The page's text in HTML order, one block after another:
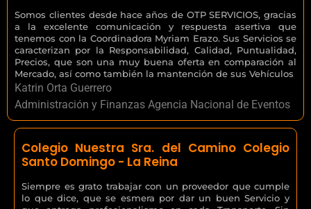
Somos clientes desde hace años de OTP SERVICIOS, gracias
a la excelente comunicación y respuesta asertiva que
tenemos con la Coordinadora Myriam Erazo. Sus Servicios se
caracterizan por la Responsabilidad, Calidad, Puntualidad,
Precios, que son una muy buena oferta en comparación al
Mercado, así como también la mantención de sus Vehículos
Katrin Orta Guerrero
Administración y Finanzas Agencia Nacional de Eventos
Colegio Nuestra Sra. del Camino Colegio
Santo Domingo - La Reina
Siempre es grato trabajar con un proveedor que cumple
lo que dice, que se esmera por dar un buen Servicio y